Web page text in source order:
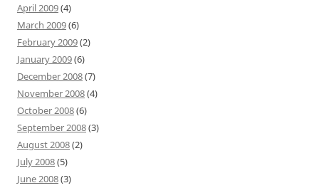
April 2009(4)
March 2009(6)
February 2009(2)
January 2009(6)
December 2008(7)
November 2008(4)
October 2008(6)
September 2008(3)
August 2008(2)
July 2008(5)
June 2008(3)